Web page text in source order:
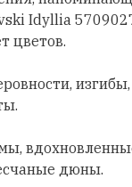
Idyllia
цветов.
дюны.